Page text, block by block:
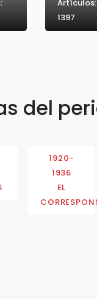
Artículos:
1397
del
1920-
1936
EL